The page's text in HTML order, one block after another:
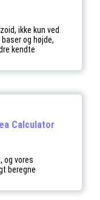
ikke kun ved
og højde,
kendte
Calculator
og vores
beregne